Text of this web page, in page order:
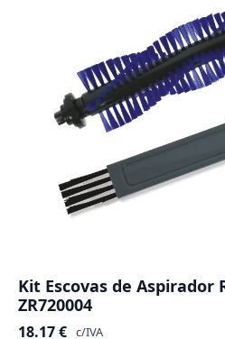
Kit Escovas de Aspirador
ZR720004
18.17€ c/IVA